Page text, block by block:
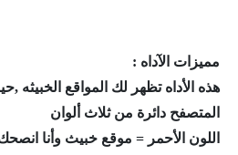
مميزات الآداه :
هذه الأداه تظهر لك المواقع
المتصفح دائرة من ثلاث ألوان
اللون الأحمر = موقع خبيث وأنا